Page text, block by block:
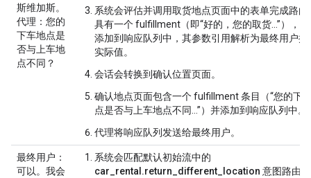
斯维加斯。
代理 ：您的
下车地点是
否与上车地
点不同？
系统会评估并调用取货地点页面中的表单完成路由
具有一个 fulfillment（即“好的，您的取货...”），
添加到响应队列中，其参数引用解析为最终用户提
实际值。
会话会转换到确认位置页面。
确认地点页面包含一个 fulfillment 条目（“您的下
点是否与上车地点不同…”）并添加到响应队列中。
代理将响应队列发送给最终用户。
最终用户 ：
可以。我会
系统会匹配默认初始流中的
car_rental.return_different_location 意图路由。